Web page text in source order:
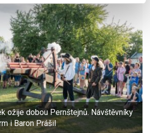
analýze naší návštěvnosti využíváme
o tom, jak náš web používáte,
pro sociální média, inzerci a
údaje mohou zkombinovat s
které jste jim poskytli nebo které
že používáte jejich služby.
ožije dobou Pernštejnů. Návštěvníky
i Baron Prášil